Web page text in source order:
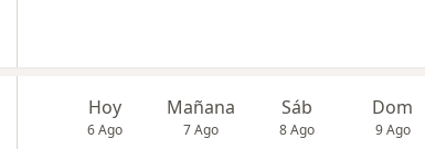
Hoy
6 Ago
Mañana
7 Ago
Sáb
8 Ago
Dom
9 Ago